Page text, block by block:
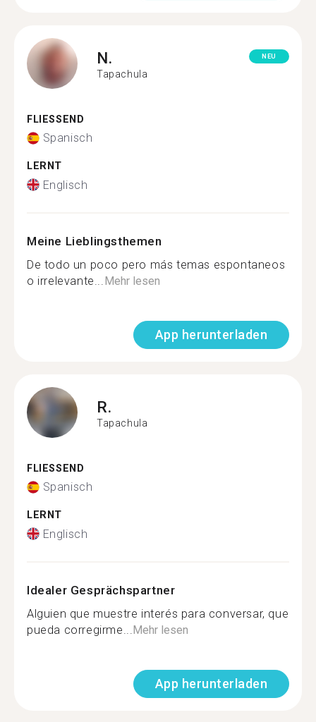
N.
Tapachula
NEU
FLIESSEND
Spanisch
LERNT
Englisch
Meine Lieblingsthemen
De todo un poco pero más temas espontaneos
o irrelevante... Mehr lesen
App herunterladen
R.
Tapachula
FLIESSEND
Spanisch
LERNT
Englisch
Idealer Gesprächspartner
Alguien que muestre interés para conversar, que
pueda corregirme... Mehr lesen
App herunterladen